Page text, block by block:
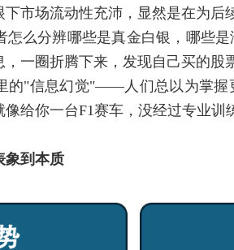
市场流动性充沛，显然是在为后
么分辨哪些是真金白银，哪些是
一圈折腾下来，发现自己买的股
"信息幻觉"——人们总以为掌握
给你一台F1赛车，没经过专业训
象到本质